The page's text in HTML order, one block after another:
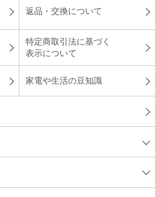
返品・交換について
特定商取引法に基づく
表示について
家電や生活の豆知識